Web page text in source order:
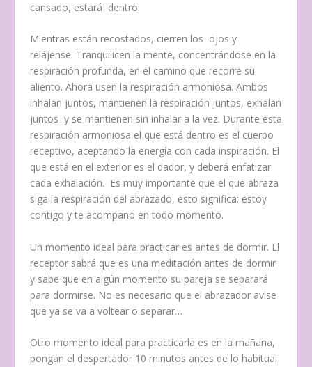
cansado, estará dentro.
Mientras están recostados, cierren los ojos y
relájense. Tranquilicen la mente, concentrándose en la
respiración profunda, en el camino que recorre su
aliento. Ahora usen la respiración armoniosa. Ambos
inhalan juntos, mantienen la respiración juntos, exhalan
juntos y se mantienen sin inhalar a la vez. Durante esta
respiración armoniosa el que está dentro es el cuerpo
receptivo, aceptando la energía con cada inspiración. El
que está en el exterior es el dador, y deberá enfatizar
cada exhalación. Es muy importante que el que abraza
siga la respiración del abrazado, esto significa: estoy
contigo y te acompaño en todo momento.
Un momento ideal para practicar es antes de dormir. El
receptor sabrá que es una meditación antes de dormir
y sabe que en algún momento su pareja se separará
para dormirse. No es necesario que el abrazador avise
que ya se va a voltear o separar…
Otro momento ideal para practicarla es en la mañana,
pongan el despertador 10 minutos antes de lo habitual